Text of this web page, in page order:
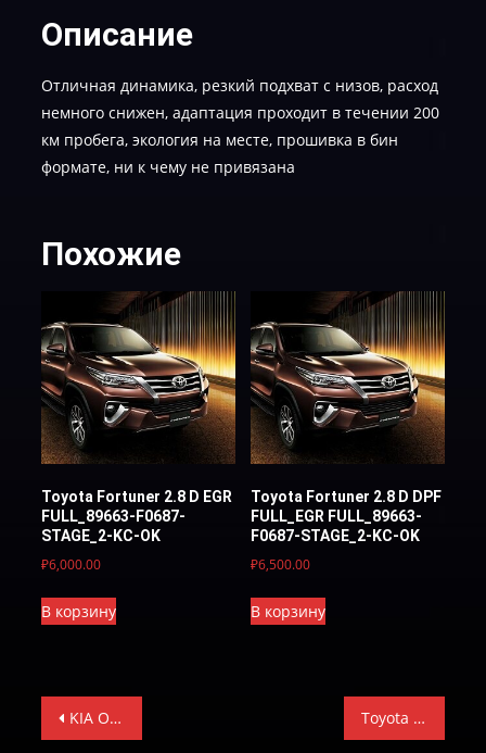
STAGE_1-
OK
Описание
Отличная динамика, резкий подхват с низов, расход
немного снижен, адаптация проходит в течении 200
км пробега, экология на месте, прошивка в бин
формате, ни к чему не привязана
Похожие
Toyota Fortuner 2.8 D EGR
FULL_89663-F0687-
STAGE_2-KC-OK
₽6,000.00
В корзину
Toyota Fortuner 2.8 D DPF
FULL_EGR FULL_89663-
F0687-STAGE_2-KC-OK
₽6,500.00
В корзину
Навигация
KIA OPTIMA 2.0 Т. JFDGR50ERA5A-E-2 Toyota Fortuner 2.8 D EGR FULL_89663-F0687-STAGE_2-KC-OK